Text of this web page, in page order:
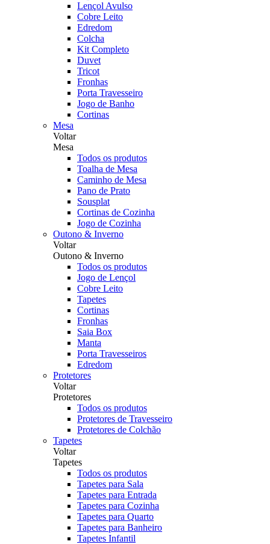
Lençol Avulso
Cobre Leito
Edredom
Colcha
Kit Completo
Duvet
Tricot
Fronhas
Porta Travesseiro
Jogo de Banho
Cortinas
Mesa
Voltar
Mesa
Todos os produtos
Toalha de Mesa
Caminho de Mesa
Pano de Prato
Sousplat
Cortinas de Cozinha
Jogo de Cozinha
Outono & Inverno
Voltar
Outono & Inverno
Todos os produtos
Jogo de Lençol
Cobre Leito
Tapetes
Cortinas
Fronhas
Saia Box
Manta
Porta Travesseiros
Edredom
Protetores
Voltar
Protetores
Todos os produtos
Protetores de Travesseiro
Protetores de Colchão
Tapetes
Voltar
Tapetes
Todos os produtos
Tapetes para Sala
Tapetes para Entrada
Tapetes para Cozinha
Tapetes para Quarto
Tapetes para Banheiro
Tapetes Infantil